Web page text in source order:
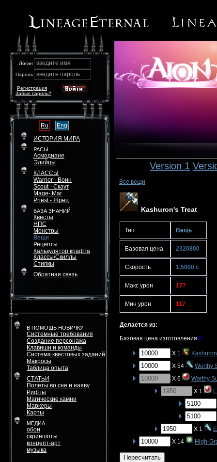
Логин введите имя
Пароль введите пароль
Забыл пароль?
Регистрация
Ru
Eng
ИСТОРИЯ МИРА
РАСЫ
Асмодиане
Элийцы
КЛАССЫ
Warrior - Воин
Scout - Скаут
Mage- Маг
Priest - Жрец
БАЗА ЗНАНИЙ
Квесты
НПС
Монстры
Вещи
Рецепты
Калькулятор крафта
Классы/Скиллы
Стигмы
Обратная связь
В ПОМОЩЬ НОВИЧКУ
Системные требования
Создание персонажа
Клавиши и команды
Система квестовых заданий
Макросы
Таблица опыта
СТАТЬИ
Полеты во сне и наяву
Рифты
Магические камни
Маркеры
Карты
МЕДИА
обои
скриншоты
концепт-арт
музыка
Version 1
Все вещи
Kashuron's Treat
Тип Вещь
Базовая цена 2320800
Скорость 1.5000 с
Макс урон 177
Мин урон 117
Делается из:
Базовая цена изготовления 0
X 1
X 54
Worthy
X 6
Worthy
X 1
X 1
X 14
High-
Пересчитать